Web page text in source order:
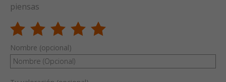
piensas
Nombre (opcional)